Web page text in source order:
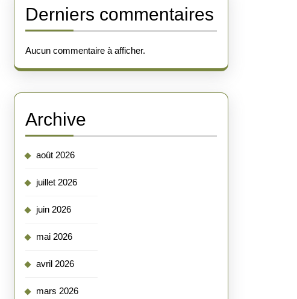
Derniers commentaires
Aucun commentaire à afficher.
Archive
août 2026
juillet 2026
juin 2026
mai 2026
avril 2026
mars 2026